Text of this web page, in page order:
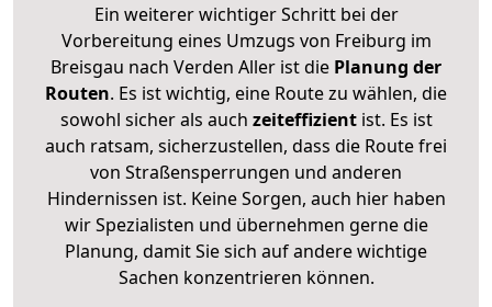
Ein weiterer wichtiger Schritt bei der
Vorbereitung eines Umzugs von Freiburg im
Breisgau nach Verden Aller ist die Planung der
Routen. Es ist wichtig, eine Route zu wählen, die
sowohl sicher als auch zeiteffizientist. Es ist
auch ratsam, sicherzustellen, dass die Route frei
von Straßensperrungen und anderen
Hindernissen ist. Keine Sorgen, auch hier haben
wir Spezialisten und übernehmen gerne die
Planung, damit Sie sich auf andere wichtige
Sachen konzentrieren können.